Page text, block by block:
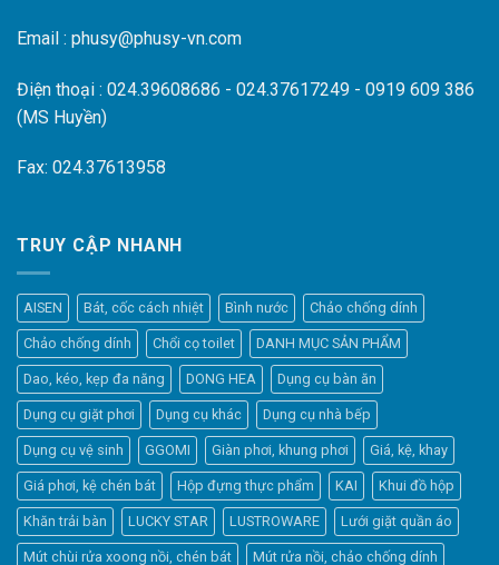
Email : phusy@phusy-vn.com
Điện thoại : 024.39608686 - 024.37617249 - 0919 609 386
(MS Huyền)
Fax: 024.37613958
TRUY CẬP NHANH
AISEN Bát, cốc cách nhiệt Bình nước Chảo chống dính
Chảo chống dính Chổi cọ toilet DANH MỤC SẢN PHẨM
Dao, kéo, kẹp đa năng DONG HEA Dụng cụ bàn ăn
Dụng cụ giặt phơi Dụng cụ khác Dụng cụ nhà bếp
Dụng cụ vệ sinh GGOMI Giàn phơi, khung phơi Giá, kệ, khay
Giá phơi, kệ chén bát Hộp đựng thực phẩm KAI Khui đồ hộp
Khăn trải bàn LUCKY STAR LUSTROWARE Lưới giặt quần áo
Mút chùi rửa xoong nồi, chén bát Mút rửa nồi, chảo chống dính
Elfsight